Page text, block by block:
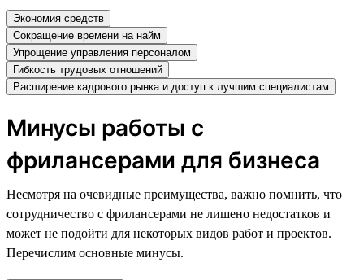
Экономия средств
Сокращение времени на найм
Упрощение управления персоналом
Гибкость трудовых отношений
Расширение кадрового рынка и доступ к лучшим специалистам
Минусы работы с
фрилансерами для бизнеса
Несмотря на очевидные преимущества, важно помнить, что
сотрудничество с фрилансерами не лишено недостатков и
может не подойти для некоторых видов работ и проектов.
Перечислим основные минусы.